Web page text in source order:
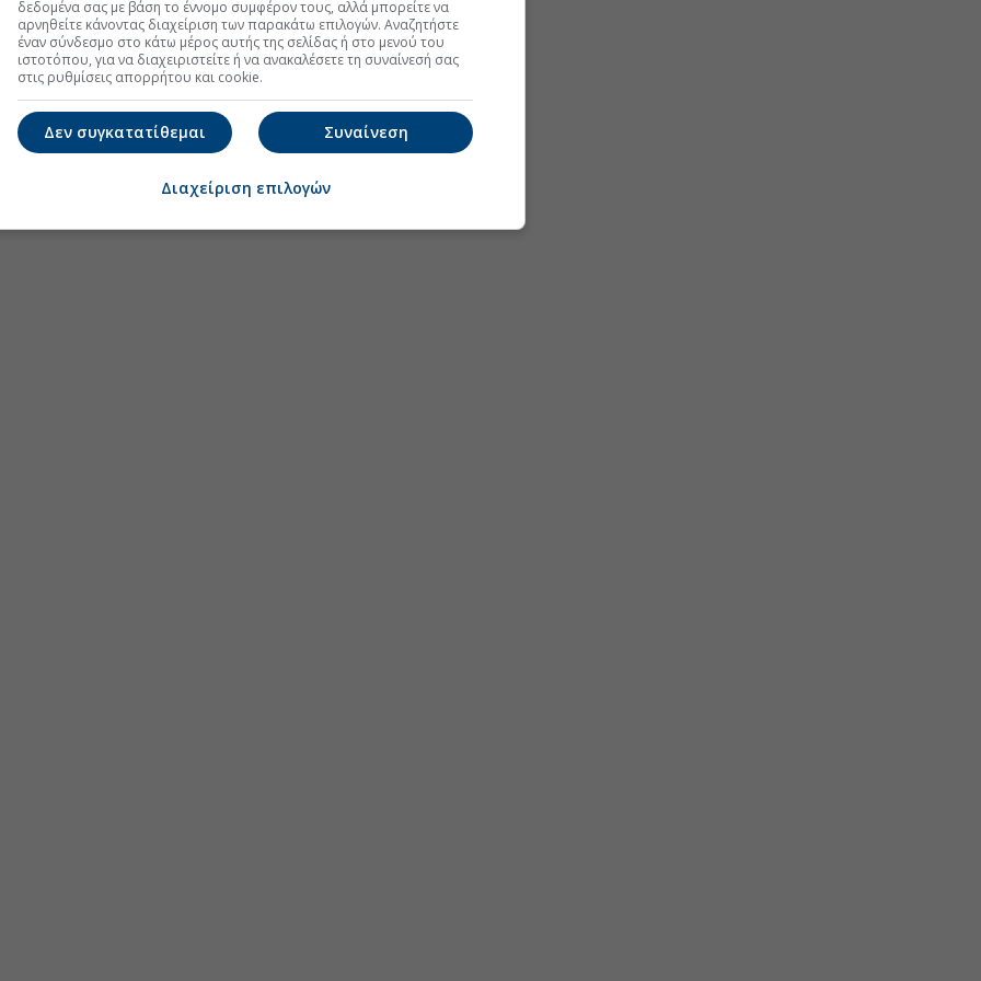
δεδομένα σας με βάση το έννομο συμφέρον τους, αλλά μπορείτε να
αρνηθείτε κάνοντας διαχείριση των παρακάτω επιλογών. Αναζητήστε
έναν σύνδεσμο στο κάτω μέρος αυτής της σελίδας ή στο μενού του
ιστοτόπου, για να διαχειριστείτε ή να ανακαλέσετε τη συναίνεσή σας
στις ρυθμίσεις απορρήτου και cookie.
Συναίνεση
Δεν συγκατατίθεμαι
Διαχείριση επιλογών